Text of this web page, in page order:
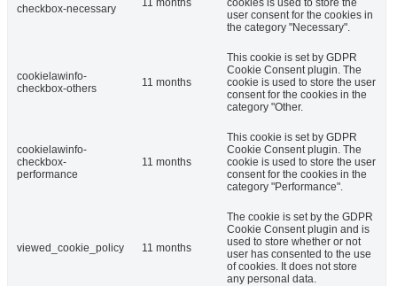
checkbox-necessary
user consent for the cookies in
the category "Necessary".
cookielawinfo-
checkbox-others
11 months
This cookie is set by GDPR
Cookie Consent plugin. The
cookie is used to store the user
consent for the cookies in the
category "Other.
cookielawinfo-
checkbox-
performance
11 months
This cookie is set by GDPR
Cookie Consent plugin. The
cookie is used to store the user
consent for the cookies in the
category "Performance".
viewed_cookie_policy 11 months
The cookie is set by the GDPR
Cookie Consent plugin and is
used to store whether or not
user has consented to the use
of cookies. It does not store
any personal data.